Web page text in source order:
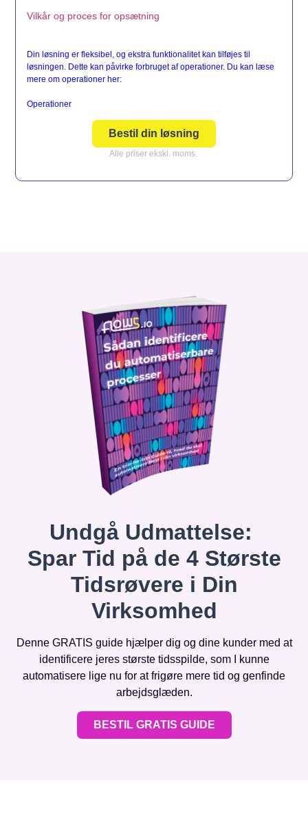
Vilkår og proces for opsætning
Din løsning er fleksibel, og ekstra funktionalitet kan tilføjes til
løsningen. Dette kan påvirke forbruget af operationer. Du kan læse
mere om operationer her:
Operationer
Bestil din løsning
Alle priser ekskl. moms.
Undgå Udmattelse:
Spar Tid på de 4 Største
Tidsrøvere i Din
Virksomhed
Denne GRATIS guide hjælper dig og dine kunder med at
identificere jeres største tidsspilde, som I kunne
automatisere lige nu for at frigøre mere tid og genfinde
arbejdsglæden.
BESTIL GRATIS GUIDE